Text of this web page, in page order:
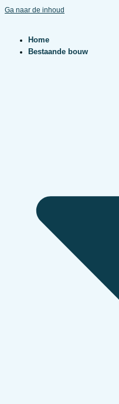
Ga naar de inhoud
Home
Bestaande bouw